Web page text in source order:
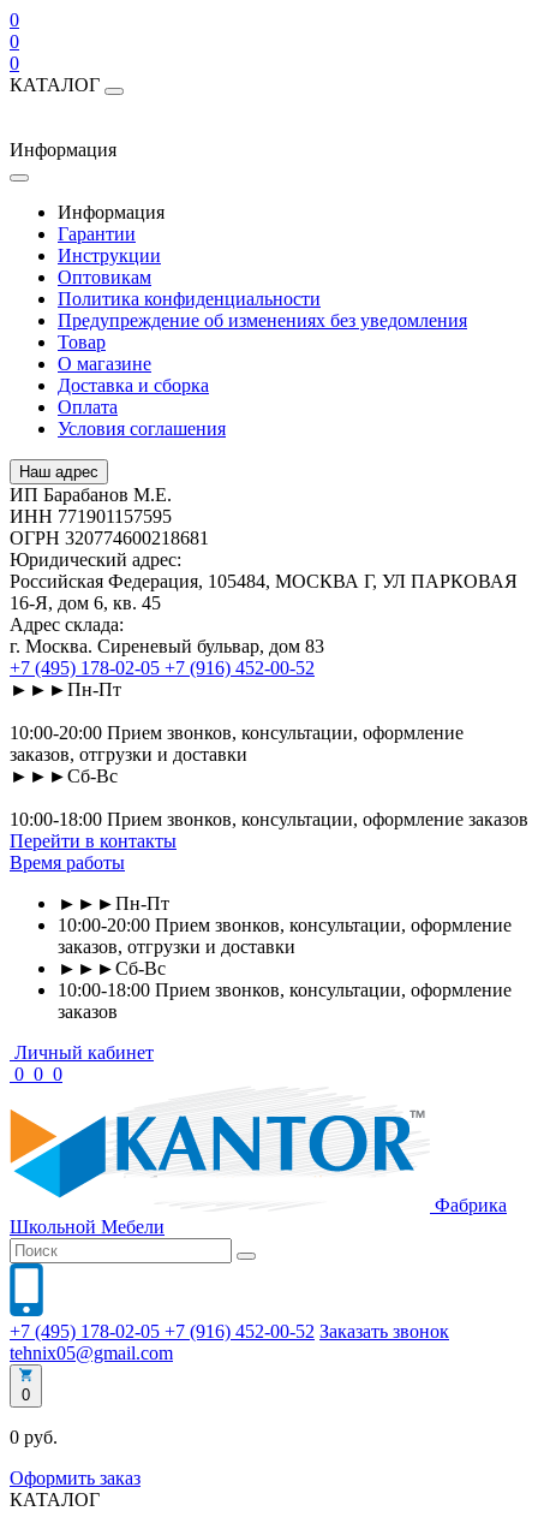
0
0
0
КАТАЛОГ
Информация
Информация
Гарантии
Инструкции
Оптовикам
Политика конфиденциальности
Предупреждение об изменениях без уведомления
Товар
О магазине
Доставка и сборка
Оплата
Условия соглашения
Наш адрес
ИП Барабанов М.Е.
ИНН 771901157595
ОГРН 320774600218681
Юридический адрес:
Российская Федерация, 105484, МОСКВА Г, УЛ ПАРКОВАЯ
16-Я, дом 6, кв. 45
Адрес склада:
г. Москва. Сиреневый бульвар, дом 83
+7 (495) 178-02-05 +7 (916) 452-00-52
►►►Пн-Пт
10:00-20:00 Прием звонков, консультации, оформление
заказов, отгрузки и доставки
►►►Сб-Вс
10:00-18:00 Прием звонков, консультации, оформление заказов
Перейти в контакты
Время работы
►►►Пн-Пт
10:00-20:00 Прием звонков, консультации, оформление
заказов, отгрузки и доставки
►►►Сб-Вс
10:00-18:00 Прием звонков, консультации, оформление
заказов
Личный кабинет
0 0 0
Фабрика
Школьной Мебели
+7 (495) 178-02-05 +7 (916) 452-00-52 Заказать звонок
tehnix05@gmail.com
0
0 руб.
Оформить заказ
КАТАЛОГ